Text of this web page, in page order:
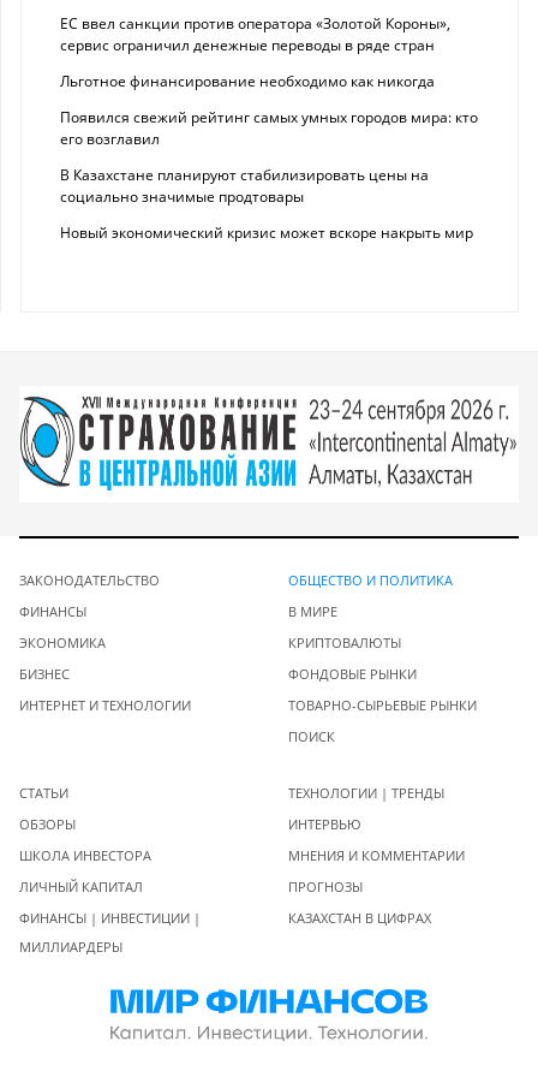
ЕС ввел санкции против оператора «Золотой Короны»,
сервис ограничил денежные переводы в ряде стран
Льготное финансирование необходимо как никогда
Появился свежий рейтинг самых умных городов мира: кто
его возглавил
В Казахстане планируют стабилизировать цены на
социально значимые продтовары
Новый экономический кризис может вскоре накрыть мир
ЗАКОНОДАТЕЛЬСТВО
ФИНАНСЫ
ЭКОНОМИКА
БИЗНЕС
ИНТЕРНЕТ И ТЕХНОЛОГИИ
ОБЩЕСТВО И ПОЛИТИКА
В МИРЕ
КРИПТОВАЛЮТЫ
ФОНДОВЫЕ РЫНКИ
ТОВАРНО-СЫРЬЕВЫЕ РЫНКИ
ПОИСК
СТАТЬИ
ОБЗОРЫ
ШКОЛА ИНВЕСТОРА
ЛИЧНЫЙ КАПИТАЛ
ФИНАНСЫ | ИНВЕСТИЦИИ |
МИЛЛИАРДЕРЫ
ТЕХНОЛОГИИ | ТРЕНДЫ
ИНТЕРВЬЮ
МНЕНИЯ И КОММЕНТАРИИ
ПРОГНОЗЫ
КАЗАХСТАН В ЦИФРАХ